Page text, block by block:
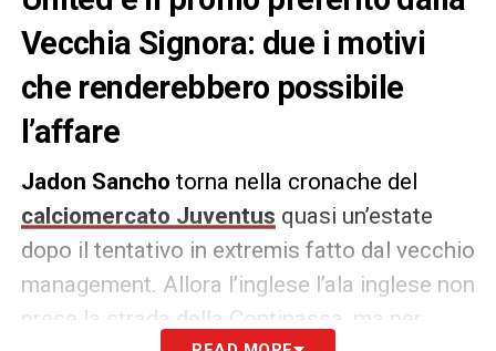
Vecchia Signora: due i motivi
che renderebbero possibile
l’affare
Jadon Sancho torna nella cronache del
calciomercato Juventus quasi un’estate
dopo il tentativo in extremis fatto dal vecchio
management. Allora l’inglese l’ala inglese non
prese la strada della Continassa, ma per